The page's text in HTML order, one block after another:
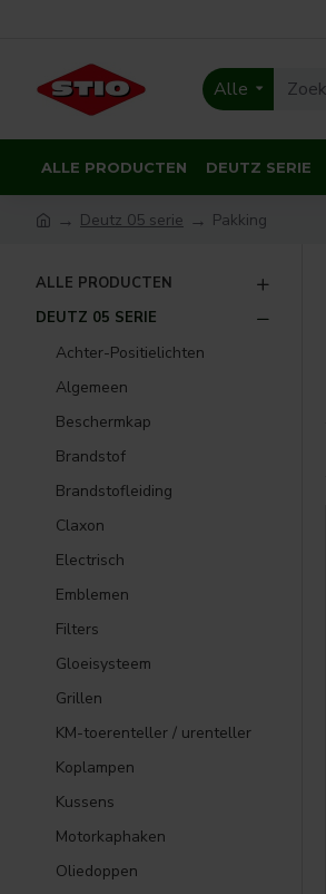
Alle
ALLE PRODUCTEN DEUTZ SERIE
Deutz 05 serie Pakking
ALLE PRODUCTEN
DEUTZ 05 SERIE
Achter-Positielichten
Algemeen
Beschermkap
Brandstof
Brandstofleiding
Claxon
Electrisch
Emblemen
Filters
Gloeisysteem
Grillen
KM-toerenteller / urenteller
Koplampen
Kussens
Motorkaphaken
Oliedoppen